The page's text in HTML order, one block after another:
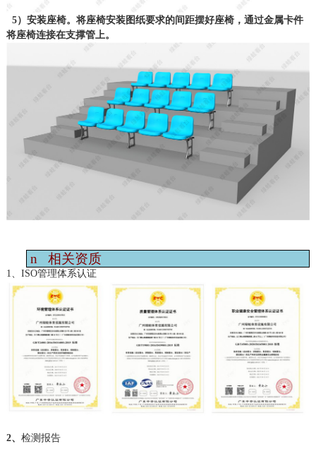
5）安装座椅。将座椅安装图纸要求的间距摆好座椅，通过金属卡件
将座椅连接在支撑管上。
n 相关资质
1、ISO管理体系认证
2、 检测报告